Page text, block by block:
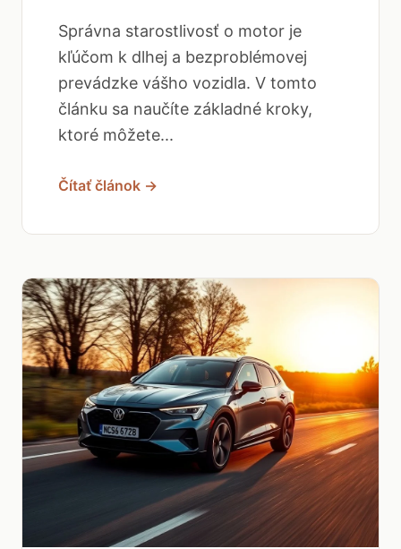
Správna starostlivosť o motor je
kľúčom k dlhej a bezproblémovej
prevádzke vášho vozidla. V tomto
článku sa naučíte základné kroky,
ktoré môžete...
Čítať článok →